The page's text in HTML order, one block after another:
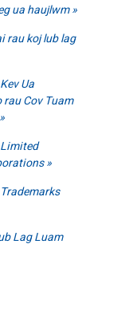
ua haujlwm
rau koj lub lag
Ua
Cov Tuam
Lag Luam